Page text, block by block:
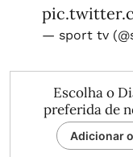
— sport tv
Escolha o
preferida de
Adicionar